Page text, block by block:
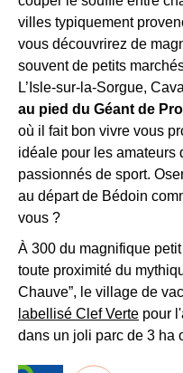
villes typiquement
vous découvrirez de
souvent de petits
L’Isle-sur-la-Sorgue,
au pied du Géant de
où il fait bon vivre vous
idéale pour les amateurs
passionnés de sport.
au départ de Bédoin
vous ?
À 300 du magnifique
toute proximité du
Chauve”, le village de
labellisé Clef Verte pour
dans un joli parc de 3 ha
Toussaint
1/11/26
546 €
€
gratuité
-
6
ans
enfants
suivants
1
à
4
ans
tous
les
15
jours,
directement
dans
votre
boîte
mail,
toutes
les
nouveautés,
bons
plans,
promos,
idées